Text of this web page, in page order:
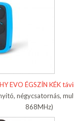
EVO ÉGSZÍN KÉK
négycsatornás,
868MHz)